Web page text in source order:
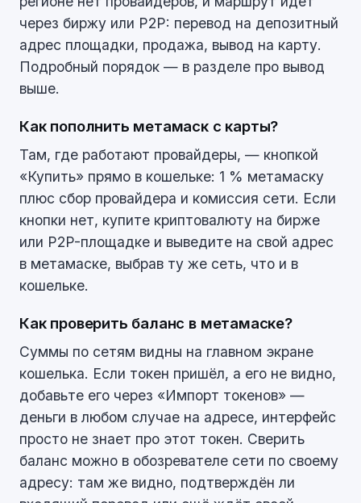
через биржу или P2P: перевод на депозитный
адрес площадки, продажа, вывод на карту.
Подробный порядок — в разделе про вывод
выше.
Как пополнить метамаск с карты?
Там, где работают провайдеры, — кнопкой
«Купить» прямо в кошельке: 1 % метамаску
плюс сбор провайдера и комиссия сети. Если
кнопки нет, купите криптовалюту на бирже
или P2P-площадке и выведите на свой адрес
в метамаске, выбрав ту же сеть, что и в
кошельке.
Как проверить баланс в метамаске?
Суммы по сетям видны на главном экране
кошелька. Если токен пришёл, а его не видно,
добавьте его через «Импорт токенов» —
деньги в любом случае на адресе, интерфейс
просто не знает про этот токен. Сверить
баланс можно в обозревателе сети по своему
адресу: там же видно, подтверждён ли